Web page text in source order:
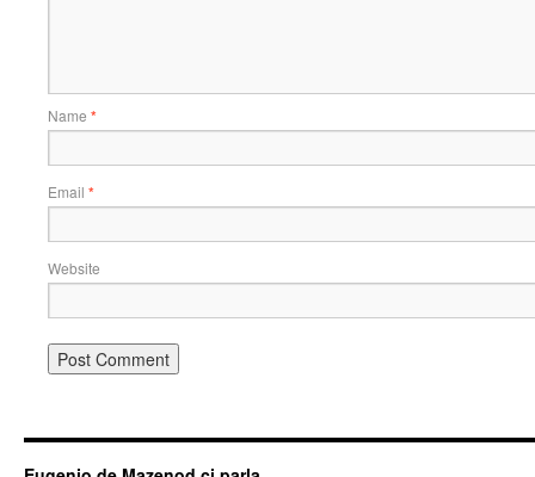
Name *
Email *
Website